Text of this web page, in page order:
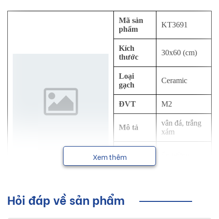
Mã sản
phẩm
KT3691
Kích
thước
30x60 (cm)
Loại
gạch
Ceramic
ĐVT M2
Mô tả
vân đá, trắng
xám
dụng
Sơ lược về sản phẩm gạch ốp tường
Xem thêm
Hỏi đáp về sản phẩm